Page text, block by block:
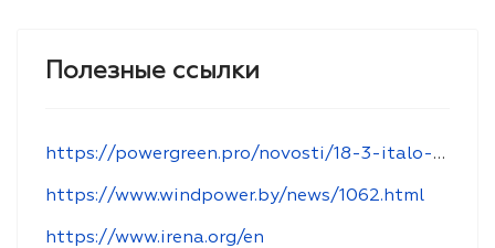
Полезные ссылки
https://powergreen.pro/novosti/18-3-italo-belorusskij-forum-po-zelenoj-ekonomike-minsk-8-oktyabrya-2019-g
https://www.windpower.by/news/1062.html
https://www.irena.org/en